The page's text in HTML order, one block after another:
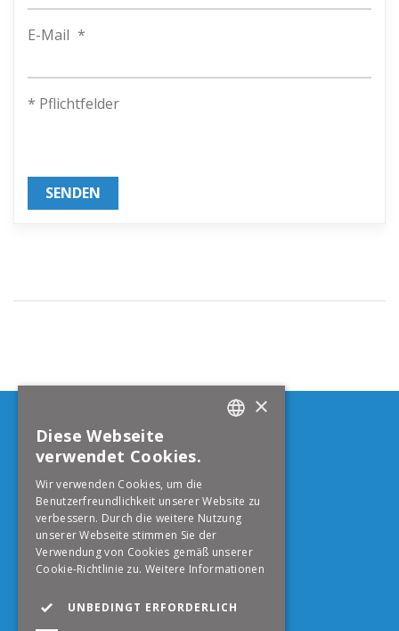
E-Mail *
* Pflichtfelder
Born Reisen AG
Aarauerstrasse 114
4600 Olten
Telefon+41 62 296 12 61
info@born-reisen.ch
Folge uns auf Facebook
Folge uns auf Instagram
×
Diese Webseite
verwendet Cookies.
Wir verwenden Cookies, um die
Benutzerfreundlichkeit unserer Website zu
verbessern. Durch die weitere Nutzung
unserer Webseite stimmen Sie der
Verwendung von Cookies gemäß unserer
Cookie-Richtlinie zu. Weitere Informationen
UNBEDINGT ERFORDERLICH